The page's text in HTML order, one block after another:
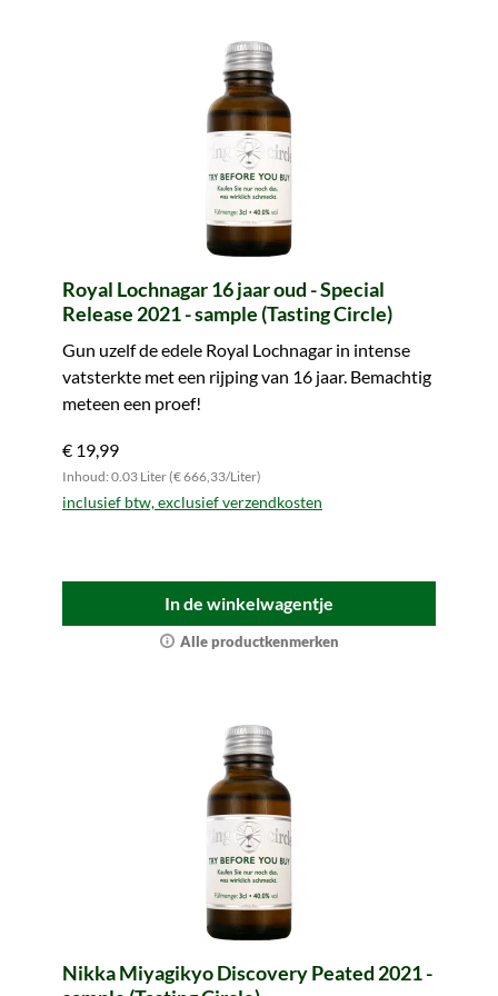
Royal Lochnagar 16 jaar oud - Special
Release 2021 - sample (Tasting Circle)
Gun uzelf de edele Royal Lochnagar in intense
vatsterkte met een rijping van 16 jaar. Bemachtig
meteen een proef!
€ 19,99
Inhoud: 0.03 Liter (€ 666,33/Liter)
inclusief btw, exclusief verzendkosten
In de winkelwagentje
Alle productkenmerken
Nikka Miyagikyo Discovery Peated 2021 -